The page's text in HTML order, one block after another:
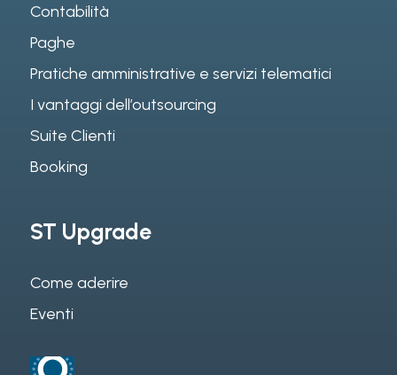
Contabilità
Paghe
Pratiche amministrative e servizi telematici
I vantaggi dell’outsourcing
Suite Clienti
Booking
ST Upgrade
Come aderire
Eventi